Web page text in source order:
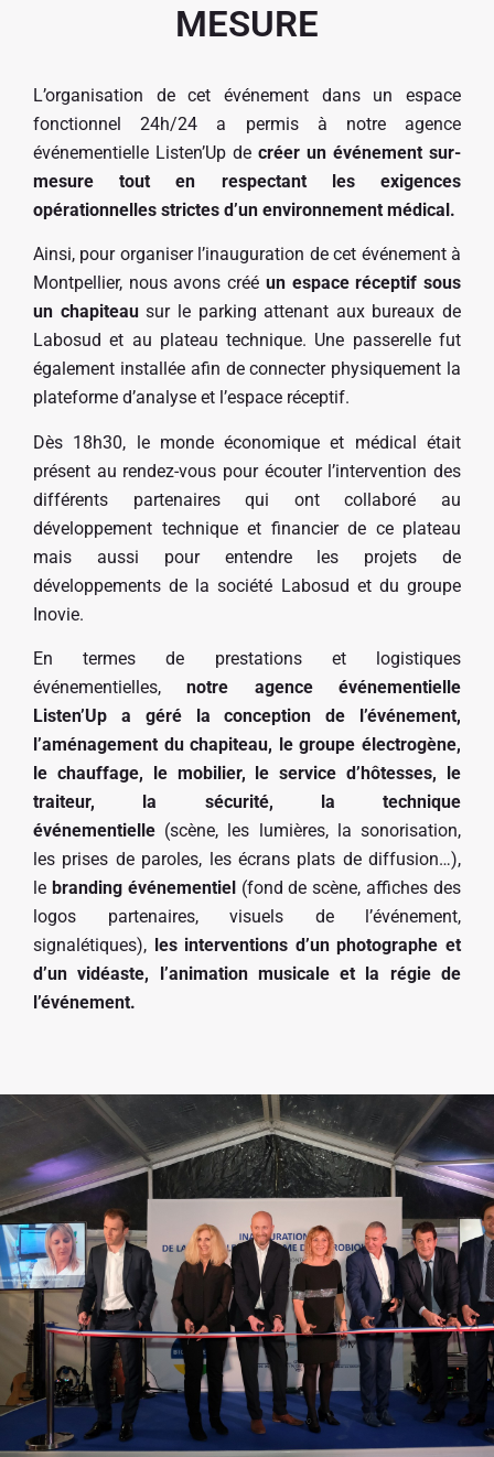
MESURE
L’organisation de cet événement dans un espace
fonctionnel 24h/24 a permis à notre agence
événementielle Listen’Up de créer un événement sur-
mesure tout en respectant les exigences
opérationnelles strictes d’un environnement médical.
Ainsi, pour organiser l’inauguration de cet événement à
Montpellier, nous avons créé un espace réceptif sous
un chapiteausur le parking attenant aux bureaux de
Labosud et au plateau technique. Une passerelle fut
également installée afin de connecter physiquement la
plateforme d’analyse et l’espace réceptif.
Dès 18h30, le monde économique et médical était
présent au rendez-vous pour écouter l’intervention des
différents partenaires qui ont collaboré au
développement technique et financier de ce plateau
mais aussi pour entendre les projets de
développements de la société Labosud et du groupe
Inovie.
En termes de prestations et logistiques
événementielles,notre agence événementielle
Listen’Up a géré la conception de l’événement,
l’aménagement du chapiteau, le groupe électrogène,
le chauffage, le mobilier, le service d’hôtesses, le
traiteur, la sécurité, la technique
événementielle (scène, les lumières, la sonorisation,
les prises de paroles, les écrans plats de diffusion…),
le branding événementiel(fond de scène, affiches des
logos partenaires, visuels de l’événement,
signalétiques), les interventions d’un photographe et
d’un vidéaste, l’animation musicale et la régie de
l’événement.